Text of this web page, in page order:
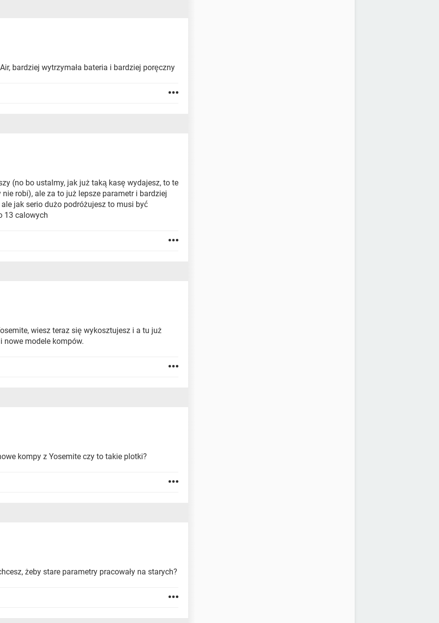
bardziej wytrzymała bateria i bardziej poręczny
(no bo ustalmy, jak już taką kasę wydajesz, to te
robi), ale za to już lepsze parametr i bardziej
jak serio dużo podróżujesz to musi być
13 calowych
wiesz teraz się wykosztujesz i a tu już
nowe modele kompów.
kompy z Yosemite czy to takie plotki?
żeby stare parametry pracowały na starych?